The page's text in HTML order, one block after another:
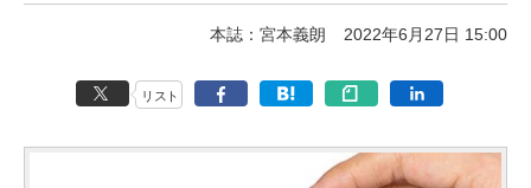
本誌：宮本義朗 2022年6月27日 15:00
リスト